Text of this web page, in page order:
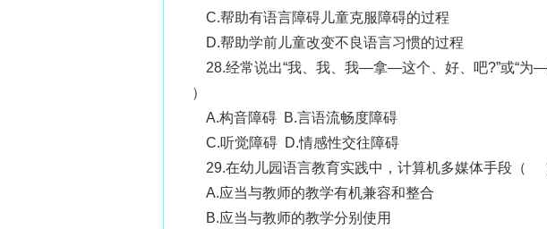
C.帮助有语言障碍儿童克服障碍的过程
D.帮助学前儿童改变不良语言习惯的过程
28.经常说出“我、我、我—拿—这个、好、吧?”或“为
）
A.构音障碍 B.言语流畅度障碍
C.听觉障碍 D.情感性交往障碍
29.在幼儿园语言教育实践中，计算机多媒体手段（
A.应当与教师的教学有机兼容和整合
B.应当与教师的教学分别使用